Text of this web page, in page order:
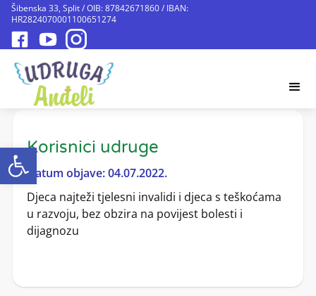
Open toolbar
Šibenska 33, Split / OIB: 87842671860 / IBAN:
HR2824070001100651274
Korisnici udruge
Datum objave: 04.07.2022.
Djeca najteži tjelesni invalidi i djeca s teškoćama
u razvoju, bez obzira na povijest bolesti i
dijagnozu